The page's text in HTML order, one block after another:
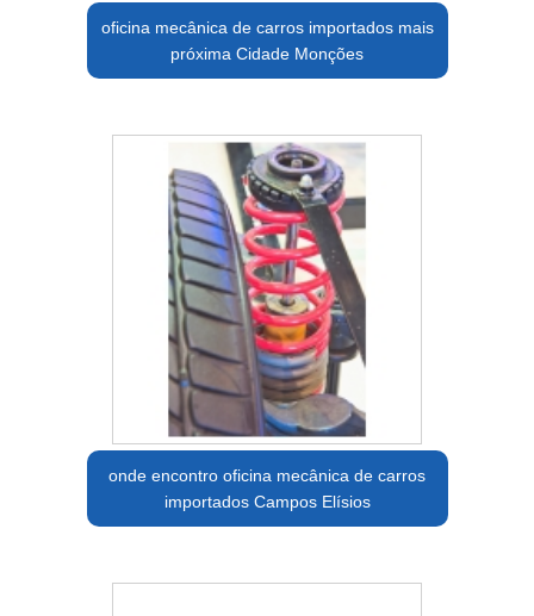
oficina mecânica de carros importados mais
próxima Cidade Monções
onde encontro oficina mecânica de carros
importados Campos Elísios